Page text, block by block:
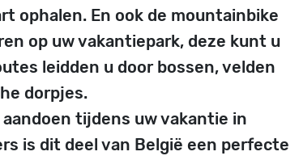
ophalen. En ook de mountainbike
op uw vakantiepark, deze kunt u
leidden u door bossen, velden
dorpjes.
tijdens uw vakantie in
is dit deel van België een perfecte